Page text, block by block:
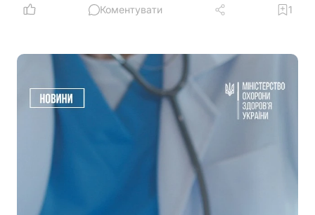
Коментувати
1